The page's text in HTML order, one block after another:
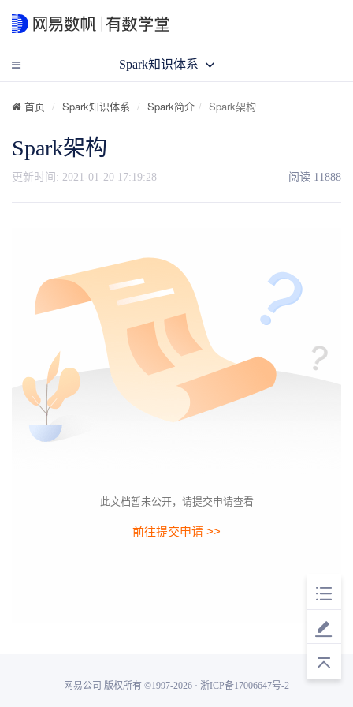
首页 Spark知识体系 Spark简介 Spark架构
Spark架构
更新时间: 2021-01-20 17:19:28 阅读 11888
此文档暂未公开，请提交申请查看
前往提交申请 >>
Spark知识体系
网易公司 版权所有 ©1997-2026 · 浙ICP备17006647号-2